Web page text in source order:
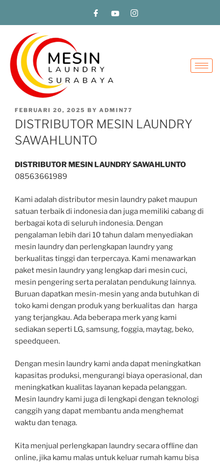
FEBRUARI 20, 2025 BY ADMIN77
DISTRIBUTOR MESIN LAUNDRY
SAWAHLUNTO
DISTRIBUTOR MESIN LAUNDRY SAWAHLUNTO
08563661989
Kami adalah distributor mesin laundry paket maupun
satuan terbaik di indonesia dan juga memiliki cabang di
berbagai kota di seluruh indonesia. Dengan
pengalaman lebih dari 10 tahun dalam menyediakan
mesin laundry dan perlengkapan laundry yang
berkualitas tinggi dan terpercaya. Kami menawarkan
paket mesin laundry yang lengkap dari mesin cuci,
mesin pengering serta peralatan pendukung lainnya.
Buruan dapatkan mesin-mesin yang anda butuhkan di
toko kami dengan produk yang berkualitas dan harga
yang terjangkau. Ada beberapa merk yang kami
sediakan seperti LG, samsung, foggia, maytag, beko,
speedqueen.
Dengan mesin laundry kami anda dapat meningkatkan
kapasitas produksi, mengurangi biaya operasional, dan
meningkatkan kualitas layanan kepada pelanggan.
Mesin laundry kami juga di lengkapi dengan teknologi
canggih yang dapat membantu anda menghemat
waktu dan tenaga.
Kita menjual perlengkapan laundry secara offline dan
online, jika kamu malas untuk keluar rumah kamu bisa